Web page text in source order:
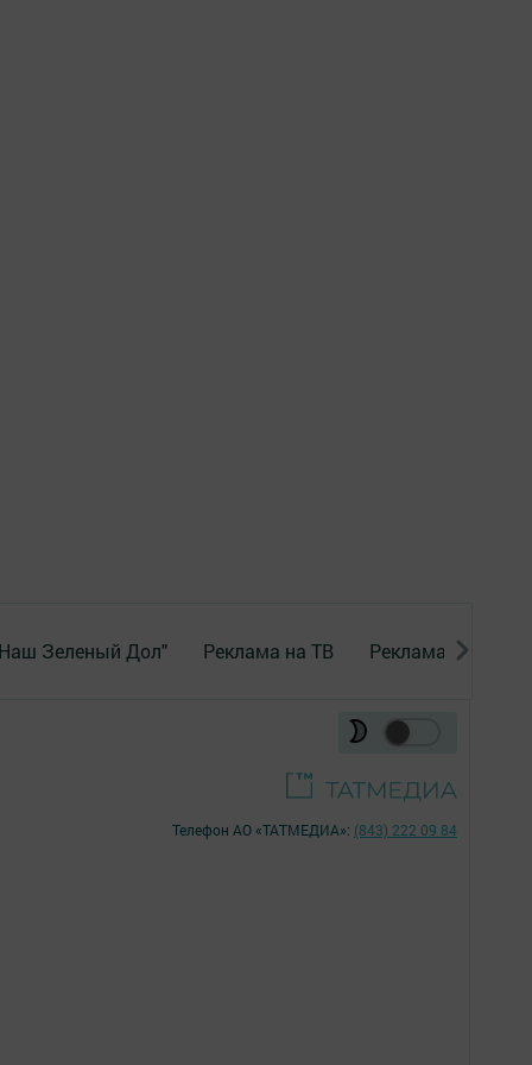
Зеленый Дол" Реклама на ТВ Реклама в
Телефон АО «ТАТМЕДИА»: (843) 222 09 84